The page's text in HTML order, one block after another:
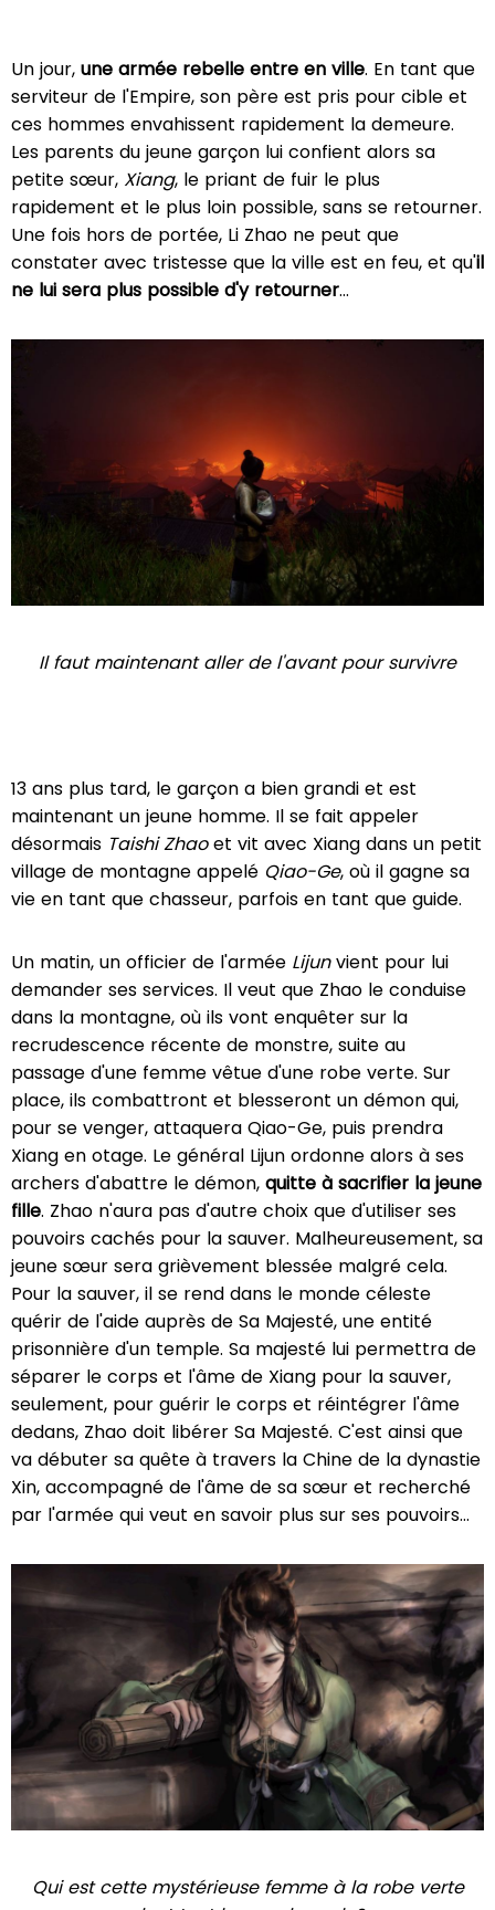
Un jour, une armée rebelle entre en ville. En tant que
serviteur de l'Empire, son père est pris pour cible et
ces hommes envahissent rapidement la demeure.
Les parents du jeune garçon lui confient alors sa
petite sœur, Xiang, le priant de fuir le plus
rapidement et le plus loin possible, sans se retourner.
Une fois hors de portée, Li Zhao ne peut que
constater avec tristesse que la ville est en feu, et qu'il
ne lui sera plus possible d'y retourner…
Il faut maintenant aller de l'avant pour survivre
13 ans plus tard, le garçon a bien grandi et est
maintenant un jeune homme. Il se fait appeler
désormais Taishi Zhaoet vit avec Xiang dans un petit
village de montagne appelé Qiao-Ge, où il gagne sa
vie en tant que chasseur, parfois en tant que guide.
Un matin, un officier de l'armée Lijunvient pour lui
demander ses services. Il veut que Zhao le conduise
dans la montagne, où ils vont enquêter sur la
recrudescence récente de monstre, suite au
passage d'une femme vêtue d'une robe verte. Sur
place, ils combattront et blesseront un démon qui,
pour se venger, attaquera Qiao-Ge, puis prendra
Xiang en otage. Le général Lijun ordonne alors à ses
archers d'abattre le démon, quitte à sacrifier la jeune
fille. Zhao n'aura pas d'autre choix que d'utiliser ses
pouvoirs cachés pour la sauver. Malheureusement, sa
jeune sœur sera grièvement blessée malgré cela.
Pour la sauver, il se rend dans le monde céleste
quérir de l'aide auprès de Sa Majesté, une entité
prisonnière d'un temple. Sa majesté lui permettra de
séparer le corps et l'âme de Xiang pour la sauver,
seulement, pour guérir le corps et réintégrer l'âme
dedans, Zhao doit libérer Sa Majesté. C'est ainsi que
va débuter sa quête à travers la Chine de la dynastie
Xin, accompagné de l'âme de sa sœur et recherché
par l'armée qui veut en savoir plus sur ses pouvoirs…
Qui est cette mystérieuse femme à la robe verte